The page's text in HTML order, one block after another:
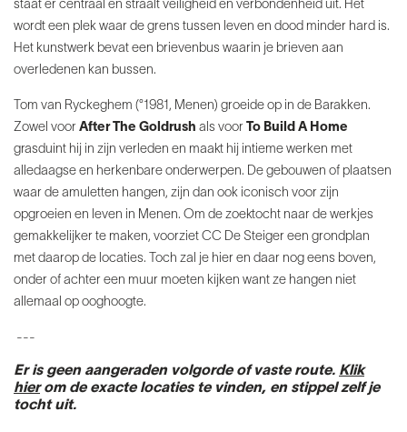
staat er centraal en straalt veiligheid en verbondenheid uit. Het
wordt een plek waar de grens tussen leven en dood minder hard is.
Het kunstwerk bevat een brievenbus waarin je brieven aan
overledenen kan bussen.
Tom van Ryckeghem (°1981, Menen) groeide op in de Barakken.
Zowel voor After The Goldrush als voor To Build A Home
grasduint hij in zijn verleden en maakt hij intieme werken met
alledaagse en herkenbare onderwerpen. De gebouwen of plaatsen
waar de amuletten hangen, zijn dan ook iconisch voor zijn
opgroeien en leven in Menen. Om de zoektocht naar de werkjes
gemakkelijker te maken, voorziet CC De Steiger een grondplan
met daarop de locaties. Toch zal je hier en daar nog eens boven,
onder of achter een muur moeten kijken want ze hangen niet
allemaal op ooghoogte.
---
Er is geen aangeraden volgorde of vaste route. Klik
hier om de exacte locaties te vinden, en stippel zelf je
tocht uit.